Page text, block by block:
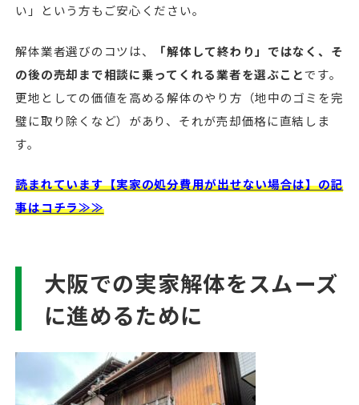
い」という方もご安心ください。
解体業者選びのコツは、
「解体して終わり」ではなく、そ
の後の売却まで相談に乗ってくれる業者を選ぶことです。
更地としての価値を高める解体のやり方（地中のゴミを完
璧に取り除くなど）があり、それが売却価格に直結しま
す。
読まれています【実家の処分費用が出せない場合は】の記
事はコチラ≫≫
大阪での実家解体をスムーズ
に進めるために